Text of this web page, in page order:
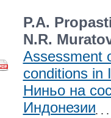
P.A.
N.R.
Assessment
conditions in
Ниньо на
Индонезии